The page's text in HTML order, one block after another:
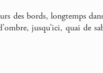
des bords, longtemps
jusqu’ici, quai de